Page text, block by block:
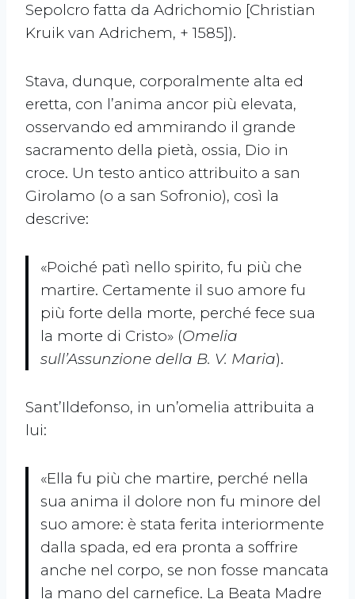
Sepolcro fatta da Adrichomio [Christian
Kruik van Adrichem, + 1585]).
Stava, dunque, corporalmente alta ed
eretta, con l’anima ancor più elevata,
osservando ed ammirando il grande
sacramento della pietà, ossia, Dio in
croce. Un testo antico attribuito a san
Girolamo (o a san Sofronio), così la
descrive:
«Poiché patì nello spirito, fu più che
martire. Certamente il suo amore fu
più forte della morte, perché fece sua
la morte di Cristo» (Omelia
sull’Assunzione della B. V. Maria).
Sant’Ildefonso, in un’omelia attribuita a
lui:
«Ella fu più che martire, perché nella
sua anima il dolore non fu minore del
suo amore: è stata ferita interiormente
dalla spada, ed era pronta a soffrire
anche nel corpo, se non fosse mancata
la mano del carnefice. La Beata Madre